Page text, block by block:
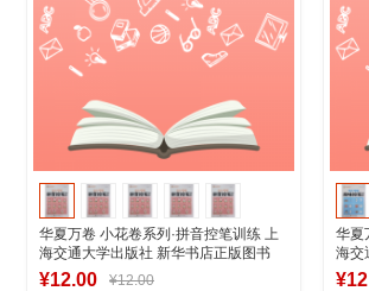
加入购物车
华夏万卷 小花卷系列·拼音控笔训练 上
海交通大学出版社 新华书店正版图书
¥12.00 ¥12.00
华夏
海交